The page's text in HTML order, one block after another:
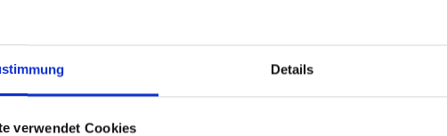
Details
verwendet Cookies
Wickel...)